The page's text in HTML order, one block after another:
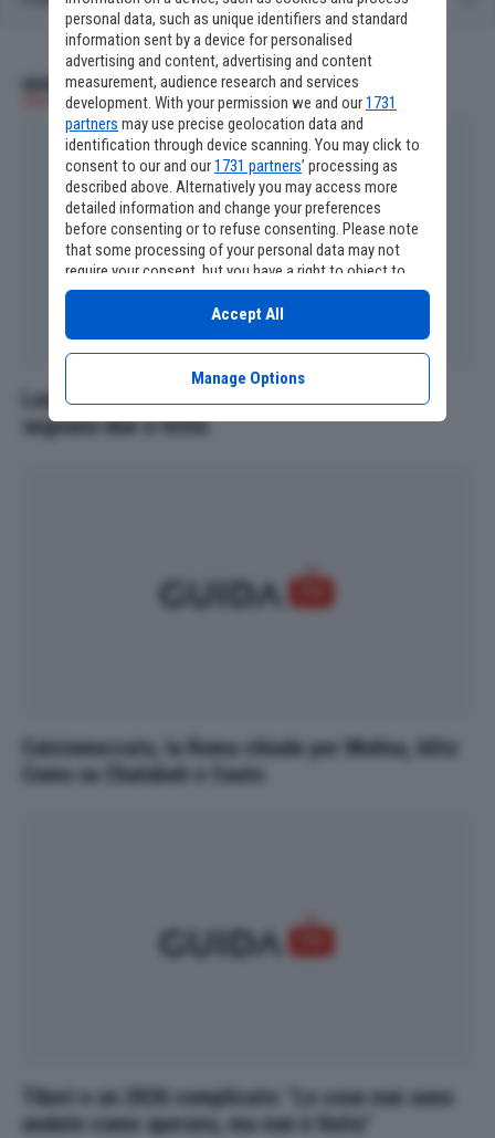
QUOTIDIANO SPORTIVO
Lazio-Ostiamare 4-0: Ratkov e Zaccagni ne
segnano due a testa
Calciomercato, la Roma chiude per Molina, blitz
Como su Chalobah e Couto
Tiberi e un 2026 complicato: "Le cose non sono
andate come speravo, ma non è finita"
personal data, such as unique identifiers and standard
information sent by a device for personalised
advertising and content, advertising and content
measurement, audience research and services
development. With your permission we and our1731
partners may use precise geolocation data and
identification through device scanning. You may click to
consent to our and our1731 partners’ processing as
described above. Alternatively you may access more
detailed information and change your preferences
before consenting or to refuse consenting. Please note
that some processing of your personal data may not
require your consent, but you have a right to object to
such processing. Your preferences will apply to this
website only. You can change your preferences or
withdraw your consent at any time by returning to this
site and clicking theprivacy policybutton at the bottom
Manage Options
Accept All